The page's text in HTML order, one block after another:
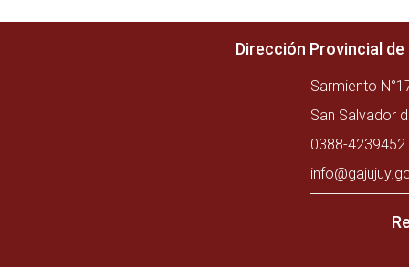
Dirección Provincial
Sarmiento
San Salvador
0388-